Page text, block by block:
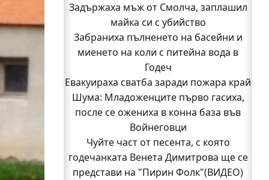
Задържаха мъж от Смолча, заплашил
майка си с убийство
Забраниха пълненето на басейни и
миенето на коли с питейна вода в
Годеч
Евакуираха сватба заради пожара край
Шума: Младоженците първо гасиха,
после се ожениха в конна база във
Войнеговци
Чуйте част от песента, с която
годечанката Венета Димитрова ще се
представи на "Пирин Фолк"(ВИДЕО)